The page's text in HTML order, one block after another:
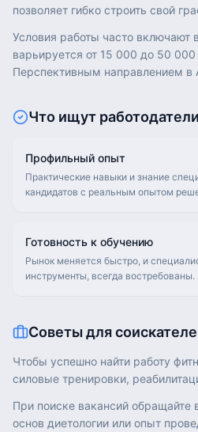
позволяет гибко строить свой
Условия работы часто включают
варьируется от 15 000 до 50
Перспективным направлением в
Что ищут работодатели
Профильный опыт
Практические навыки и знание
кандидатов с реальным опытом
Готовность к обучению
Рынок меняется быстро, и
инструменты, всегда востребованы.
Советы для
Чтобы успешно найти работу
силовые тренировки,
При поиске вакансий обращайте
основ диетологии или опыт